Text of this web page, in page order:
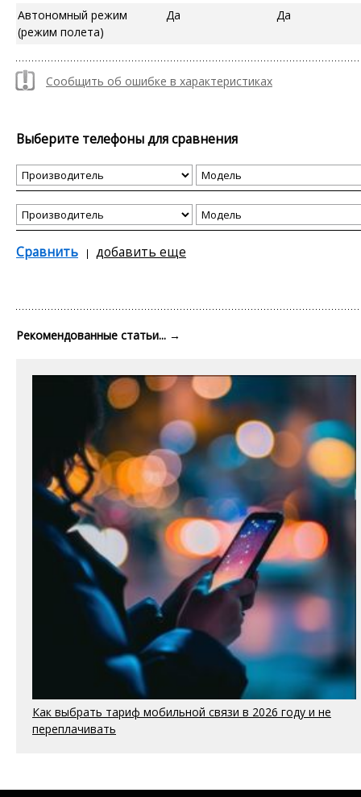
Автономный режим
(режим полета)
Да Да
Сообщить об ошибке в характеристиках
Выберите телефоны для сравнения
Сравнить добавить еще
Рекомендованные статьи... →
Как выбрать тариф мобильной связи в 2026 году и не
переплачивать